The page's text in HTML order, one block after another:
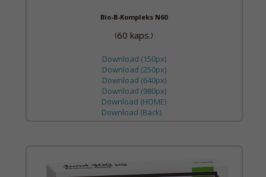
Bio-B-Kompleks N60
(60 kaps.)
Download (150px)
Download (250px)
Download (640px)
Download (980px)
Download (HOME)
Download (Back)